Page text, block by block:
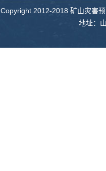
Copyright 2012-2018 矿山灾害
地址：